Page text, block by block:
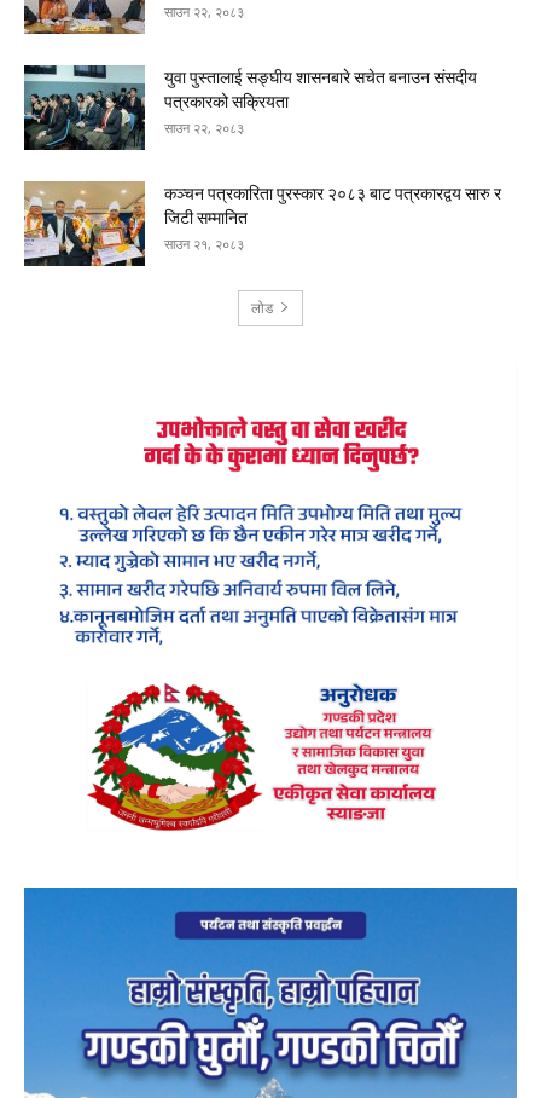
साउन २२, २०८३
युवा पुस्तालाई सङ्घीय शासनबारे सचेत बनाउन संसदीय
पत्रकारको सक्रियता
साउन २२, २०८३
कञ्चन पत्रकारिता पुरस्कार २०८३ बाट पत्रकारद्वय सारु र
जिटी सम्मानित
साउन २१, २०८३
लोड